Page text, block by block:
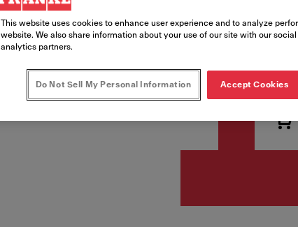
Cena vr.
This website uses cookies to enhance user experience and to analyze
website. We also share information about your use of our site with our
analytics partners.
Do Not Sell My Personal Information Accept Cookies